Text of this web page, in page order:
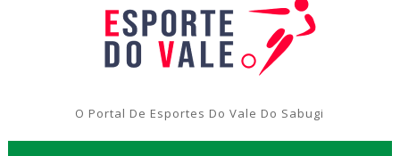
O Portal De Esportes Do Vale Do Sabugi